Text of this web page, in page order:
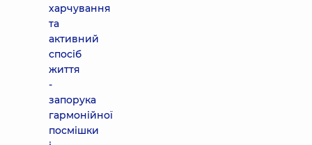
харчування
та
активний
спосіб
життя
-
запорука
гармонійної
посмішки